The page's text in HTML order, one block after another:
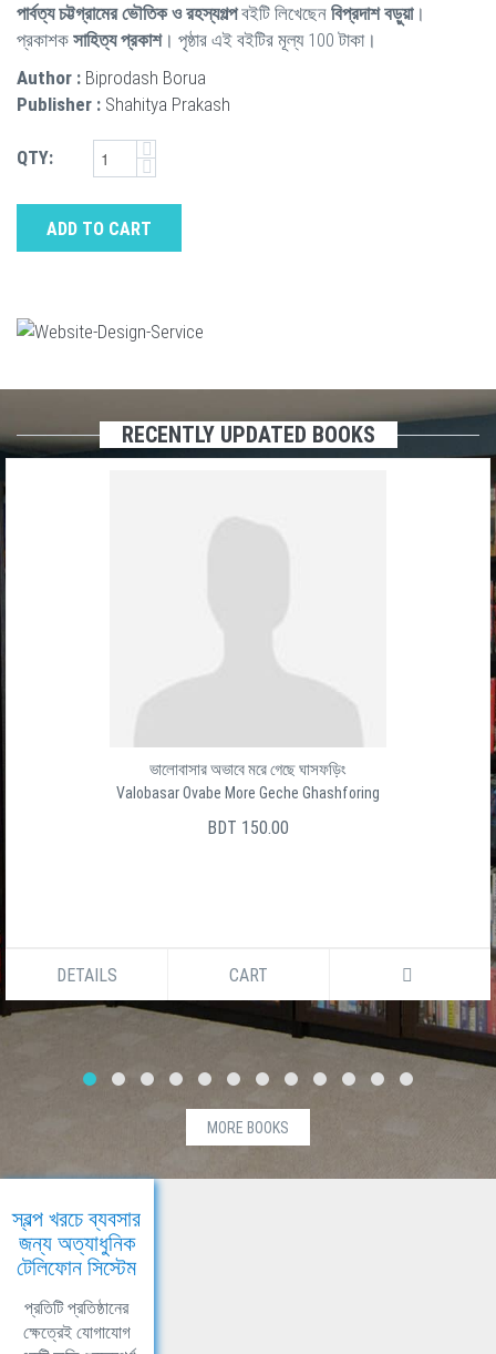
পার্বত্য চট্টগ্রামের ভৌতিক ও রহস্যগল্পবইটি লিখেছেন বিপ্রদাশ বড়ুয়া।
প্রকাশক সাহিত্য প্রকাশ। পৃষ্ঠার এই বইটির মূল্য 100 টাকা।
Author : Biprodash Borua
Publisher : Shahitya Prakash
QTY:
ADD TO CART
RECENTLY UPDATED BOOKS
ভালোবাসার অভাবে মরে গেছে ঘাসফড়িং
Valobasar Ovabe More Geche Ghashforing
BDT 150.00
DETAILS CART
MORE BOOKS
স্বল্প খরচে ব্যবসার
জন্য অত্যাধুনিক
টেলিফোন সিস্টেম
প্রতিটি প্রতিষ্ঠানের
ক্ষেত্রেই যোগাযোগ